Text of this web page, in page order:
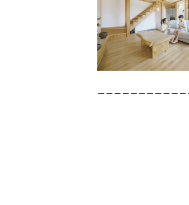
－－－－－－－－－－